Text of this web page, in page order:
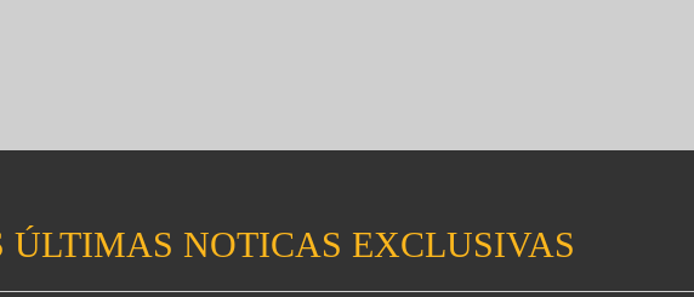
ÚLTIMAS NOTICAS EXCLUSIVAS